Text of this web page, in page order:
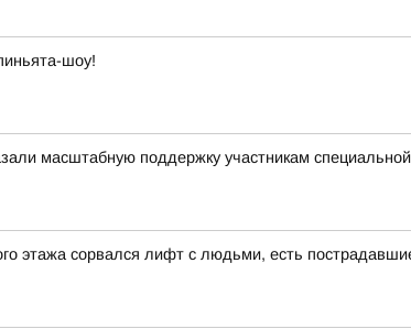
шоу!
масштабную поддержку участникам
этажа сорвался лифт с людьми, есть